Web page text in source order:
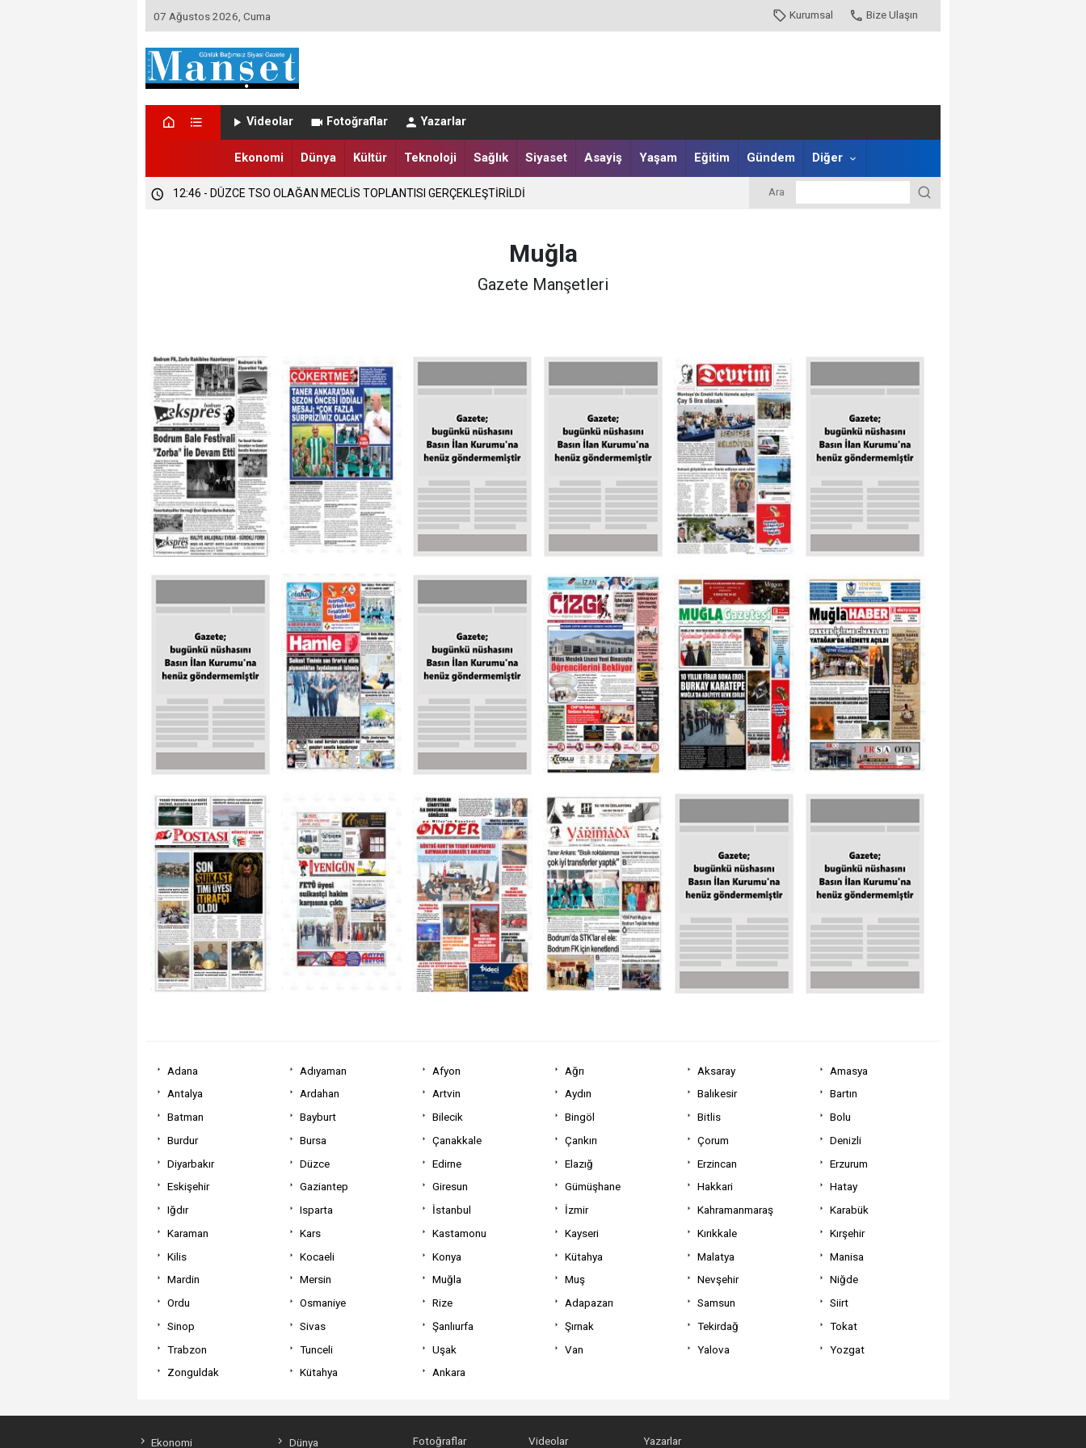
07 Ağustos 2026, Cuma Kurumsal Bize Ulaşın
Videolar Fotoğraflar Yazarlar
Ekonomi Dünya Kültür Teknoloji Sağlık Siyaset Asayiş Yaşam Eğitim Gündem Diğer
12:46 - DÜZCE TSO OLAĞAN MECLİS TOPLANTISI GERÇEKLEŞTİRİLDİ Ara
Muğla
Gazete Manşetleri
Adana Adıyaman Afyon Ağrı Aksaray
Amasya
Antalya
Ardahan Artvin Aydın Balıkesir
Bartın
Batman
Bayburt Bilecik Bingöl Bitlis
Bolu
Burdur
Bursa Çanakkale Çankırı Çorum
Denizli
Diyarbakır
Düzce Edirne Elazığ Erzincan
Erzurum
Eskişehir
Gaziantep Giresun Gümüşhane Hakkari
Hatay
Iğdır
Isparta İstanbul İzmir Kahramanmaraş
Karabük
Karaman
Kars Kastamonu Kayseri Kırıkkale
Kırşehir
Kilis
Kocaeli Konya Kütahya Malatya
Manisa
Mardin
Mersin Muğla Muş Nevşehir
Niğde
Ordu
Osmaniye Rize Adapazarı Samsun
Siirt
Sinop
Sivas Şanlıurfa Şırnak Tekirdağ
Tokat
Trabzon
Tunceli Uşak Van Yalova
Yozgat
Zonguldak
Kütahya Ankara
Ekonomi Dünya Fotoğraflar Videolar Yazarlar